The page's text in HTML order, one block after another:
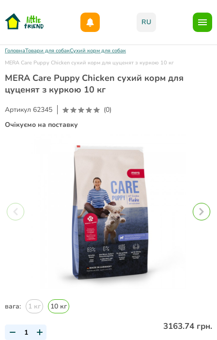
RU
ГоловнаТовари для собакСухий корм для собак
MERA Care Puppy Chicken сухий корм для цуценят з куркою 10 кг
MERA Care Puppy Chicken сухий корм для
цуценят з куркою 10 кг
Артикул 62345
(0)
Очікуємо на поставку
вага: 1 кг 10 кг
3163.74 грн.